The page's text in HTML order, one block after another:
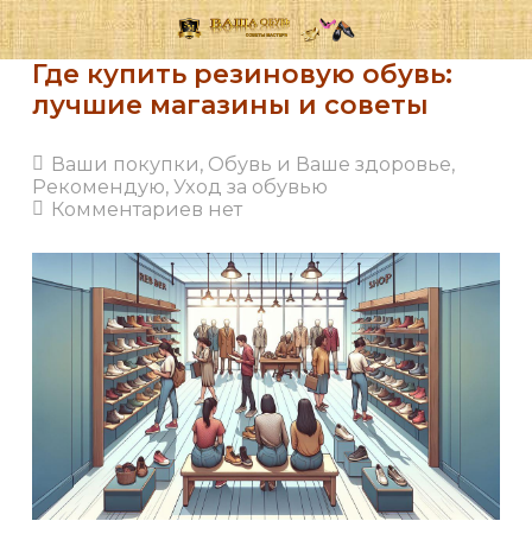
Где купить резиновую обувь:
лучшие магазины и советы
Ваши покупки, Обувь и Ваше здоровье,
Рекомендую, Уход за обувью
Комментариев нет